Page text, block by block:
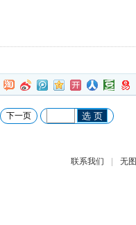
下一页 选 页
联系我们 | 无